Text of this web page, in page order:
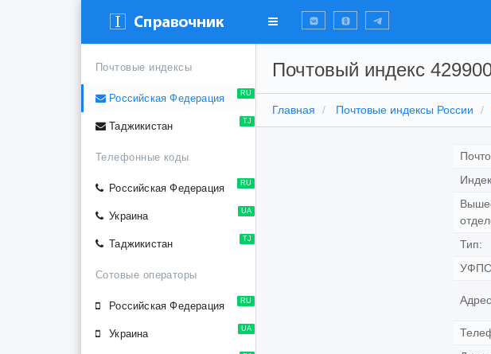
Почтовые индексы
RU
Российская Федерация
TJ
Таджикистан
Телефонные коды
RU
Российская Федерация
UA
Украина
TJ
Таджикистан
Сотовые операторы
RU
Российская Федерация
UA
Украина
Почтовый индекс
Главная Почтовые индексы России
Тип:
УФПС
Адрес